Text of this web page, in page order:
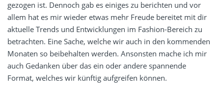
gezogen ist. Dennoch gab es einiges zu berichten und vor
allem hat es mir wieder etwas mehr Freude bereitet mit dir
aktuelle Trends und Entwicklungen im Fashion-Bereich zu
betrachten. Eine Sache, welche wir auch in den kommenden
Monaten so beibehalten werden. Ansonsten mache ich mir
auch Gedanken über das ein oder andere spannende
Format, welches wir künftig aufgreifen können.